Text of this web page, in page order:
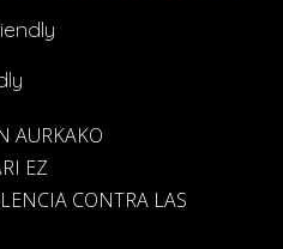
AURKAKO
EZ
CONTRA LAS